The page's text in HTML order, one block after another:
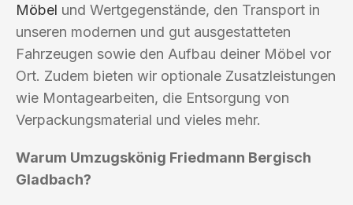
Möbel und Wertgegenstände, den Transport in
unseren modernen und gut ausgestatteten
Fahrzeugen sowie den Aufbau deiner Möbel vor
Ort. Zudem bieten wir optionale Zusatzleistungen
wie Montagearbeiten, die Entsorgung von
Verpackungsmaterial und vieles mehr.
Warum Umzugskönig Friedmann Bergisch
Gladbach?